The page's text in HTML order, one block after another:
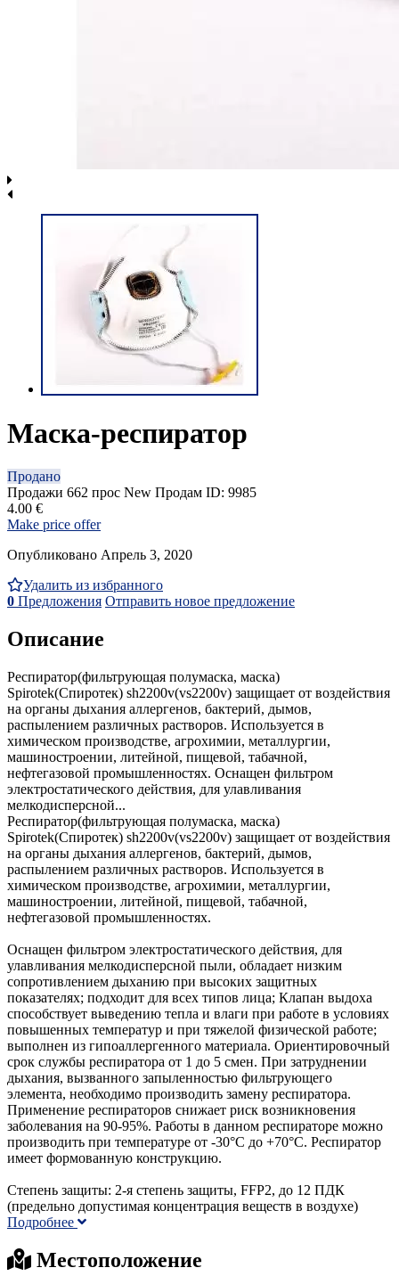
Маска-респиратор
Продано
Продажи 662 прос New Продам ID: 9985
4.00 €
Make price offer
Опубликовано Апрель 3, 2020
Удалить из избранного
0 Предложения Отправить новое предложение
Описание
Респиратор(фильтрующая полумаска, маска)
Spirotek(Спиротек) sh2200v(vs2200v) защищает от воздействия
на органы дыхания аллергенов, бактерий, дымов,
распылением различных растворов. Используется в
химическом производстве, агрохимии, металлургии,
машиностроении, литейной, пищевой, табачной,
нефтегазовой промышленностях. Оснащен фильтром
электростатического действия, для улавливания
мелкодисперсной...
Респиратор(фильтрующая полумаска, маска)
Spirotek(Спиротек) sh2200v(vs2200v) защищает от воздействия
на органы дыхания аллергенов, бактерий, дымов,
распылением различных растворов. Используется в
химическом производстве, агрохимии, металлургии,
машиностроении, литейной, пищевой, табачной,
нефтегазовой промышленностях.
Оснащен фильтром электростатического действия, для
улавливания мелкодисперсной пыли, обладает низким
сопротивлением дыханию при высоких защитных
показателях; подходит для всех типов лица; Клапан выдоха
способствует выведению тепла и влаги при работе в условиях
повышенных температур и при тяжелой физической работе;
выполнен из гипоаллергенного материала. Ориентировочный
срок службы респиратора от 1 до 5 смен. При затруднении
дыхания, вызванного запыленностью фильтрующего
элемента, необходимо производить замену респиратора.
Применение респираторов снижает риск возникновения
заболевания на 90-95%. Работы в данном респираторе можно
производить при температуре от -30°C до +70°C. Респиратор
имеет формованную конструкцию.
Степень защиты: 2-я степень защиты, FFP2, до 12 ПДК
(предельно допустимая концентрация веществ в воздухе)
Подробнее
Местоположение